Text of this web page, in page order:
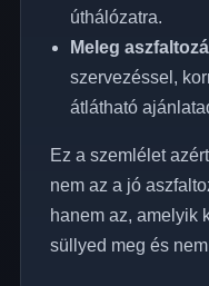
úthálózatra.
Meleg
szervezéssel,
átlátható
Ez a szemlélet
nem az a jó
hanem az, amelyik
süllyed meg és